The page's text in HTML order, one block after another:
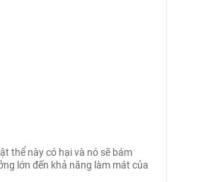
thể này có hại và nó sẽ bám
lớn đến khả năng làm mát của